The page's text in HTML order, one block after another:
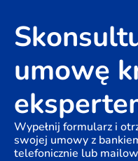
umowę
Wypełnij formularz i
swojej umowy z
telefonicznie lub